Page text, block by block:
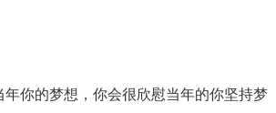
你的梦想，你会很欣慰当年的你坚持梦